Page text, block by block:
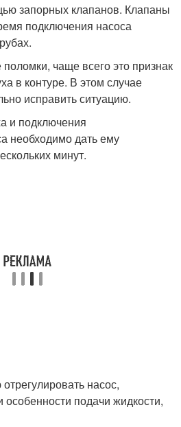
запорных клапанов. Клапаны
подключения насоса
чаще всего это признак
в контуре. В этом случае
исправить ситуацию.
и подключения
необходимо дать ему
минут.
насос,
особенности подачи жидкости,